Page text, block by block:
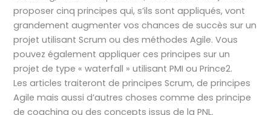
proposer cinq principes qui, s’ils sont appliqués, vont
grandement augmenter vos chances de succès sur un
projet utilisant Scrum ou des méthodes Agile. Vous
pouvez également appliquer ces principes sur un
projet de type « waterfall » utilisant PMI ou Prince2.
Les articles traiteront de principes Scrum, de principes
Agile mais aussi d’autres choses comme des principe
de coaching ou des concepts issus de la PNL.